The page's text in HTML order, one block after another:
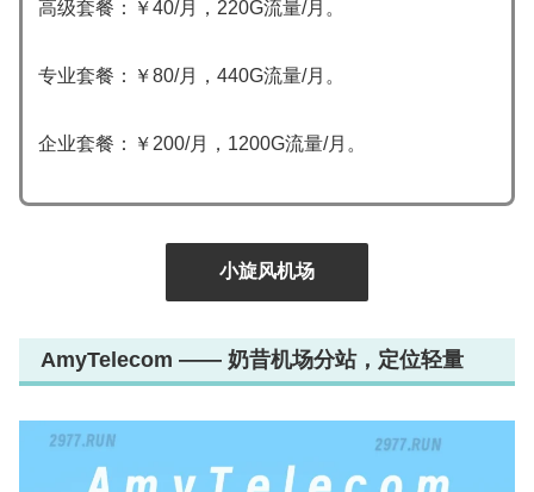
高级套餐：￥40/月，220G流量/月。
专业套餐：￥80/月，440G流量/月。
企业套餐：￥200/月，1200G流量/月。
小旋风机场
AmyTelecom —— 奶昔机场分站，定位轻量